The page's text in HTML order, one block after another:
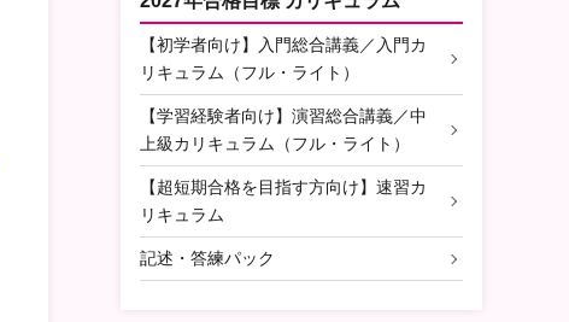
【初学者向け】入門総合講義／入門カ
リキュラム（フル・ライト）
【学習経験者向け】演習総合講義／中
上級カリキュラム（フル・ライト）
【超短期合格を目指す方向け】速習カ
リキュラム
記述・答練パック